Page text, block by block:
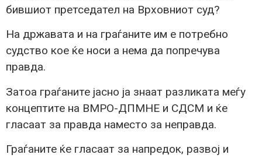
бившиот претседател на Врховниот суд?
На државата и на граѓаните им е потребно
судство кое ќе носи а нема да попречува
правда.
Затоа граѓаните јасно ја знаат разликата меѓу
концептите на ВМРО-ДПМНЕ и СДСМ и ќе
гласаат за правда наместо за неправда.
Граѓаните ќе гласаат за напредок, развој и